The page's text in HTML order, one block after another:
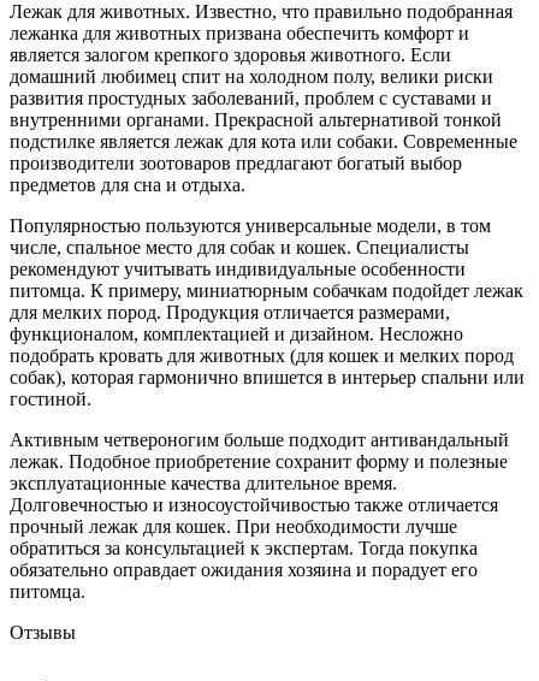
Лежак для животных. Известно, что правильно подобранная
лежанка для животных призвана обеспечить комфорт и
является залогом крепкого здоровья животного. Если
домашний любимец спит на холодном полу, велики риски
развития простудных заболеваний, проблем с суставами и
внутренними органами. Прекрасной альтернативой тонкой
подстилке является лежак для кота или собаки. Современные
производители зоотоваров предлагают богатый выбор
предметов для сна и отдыха.
Популярностью пользуются универсальные модели, в том
числе, спальное место для собак и кошек. Специалисты
рекомендуют учитывать индивидуальные особенности
питомца. К примеру, миниатюрным собачкам подойдет лежак
для мелких пород. Продукция отличается размерами,
функционалом, комплектацией и дизайном. Несложно
подобрать кровать для животных (для кошек и мелких пород
собак), которая гармонично впишется в интерьер спальни или
гостиной.
Активным четвероногим больше подходит антивандальный
лежак. Подобное приобретение сохранит форму и полезные
эксплуатационные качества длительное время.
Долговечностью и износоустойчивостью также отличается
прочный лежак для кошек. При необходимости лучше
обратиться за консультацией к экспертам. Тогда покупка
обязательно оправдает ожидания хозяина и порадует его
питомца.
Отзывы